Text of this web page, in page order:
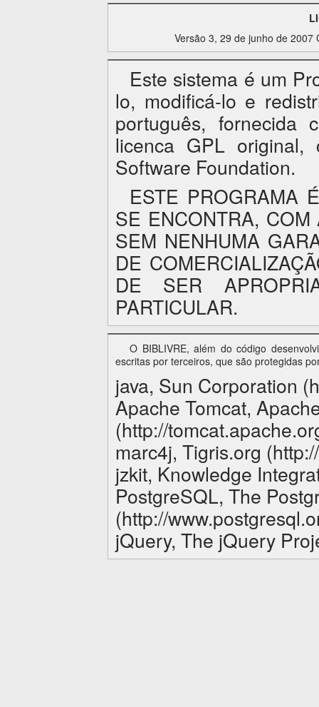
Versão 3, 29 de junho de
Este sistema é um
lo, modificá-lo e
português,
licenca GPL
Software Foundation.
ESTE PROGRAMA
SE ENCONTRA,
SEM NENHUMA
DE
DE SER
PARTICULAR.
O BIBLIVRE, além do código
escritas por terceiros, que são protegidas
java, Sun Corporation
Apache Tomcat,
(http://
marc4j, Tigris.org
jzkit, Knowledge
PostgreSQL, The
(http://
jQuery, The jQuery